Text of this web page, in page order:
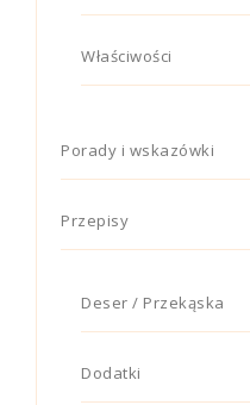
Właściwości
Porady i wskazówki
Przepisy
Deser / Przekąska
Dodatki